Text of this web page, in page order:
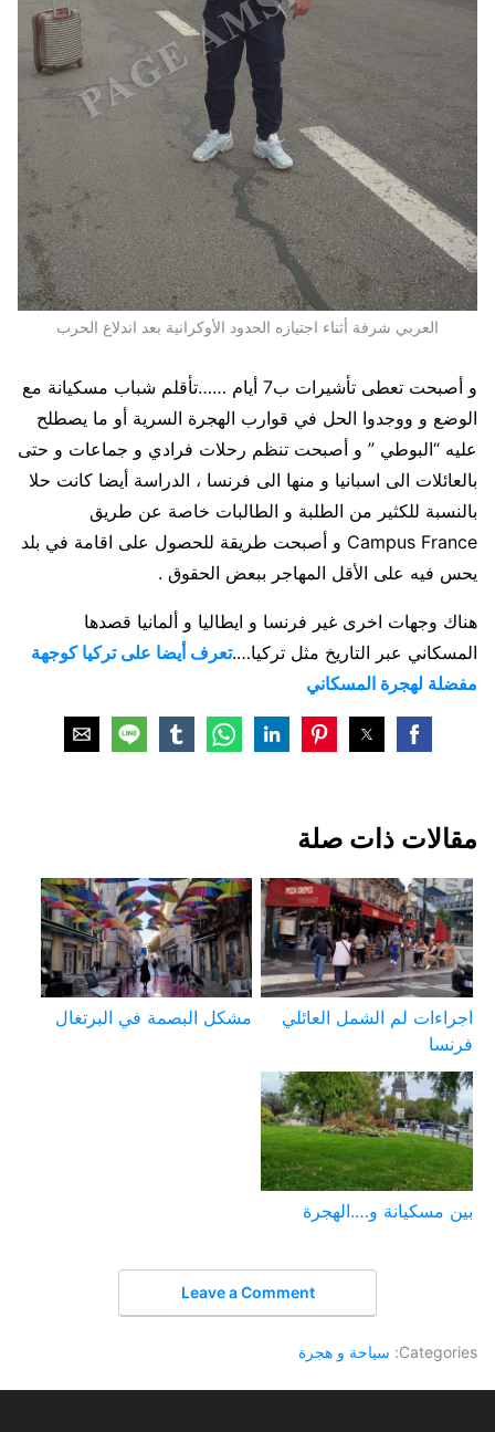
العربي شرفة أثناء اجتيازه الحدود الأوكرانية بعد اندلاع الحرب
و أصبحت تعطى تأشيرات ب7 أيام ……تأقلم شباب مسكيانة مع
الوضع و ووجدوا الحل في قوارب الهجرة السرية أو ما يصطلح
عليه “البوطي ” و أصبحت تنظم رحلات فرادي و جماعات و حتى
بالعائلات الى اسبانيا و منها الى فرنسا ، الدراسة أيضا كانت حلا
بالنسبة للكثير من الطلبة و الطالبات خاصة عن طريق
Campus France و أصبحت طريقة للحصول على اقامة في بلد
يحس فيه على الأقل المهاجر ببعض الحقوق .
هناك وجهات اخرى غير فرنسا و ايطاليا و ألمانيا قصدها
المسكاني عبر التاريخ مثل تركيا….تعرف أيضا على تركيا كوجهة
مفضلة لهجرة المسكاني
مقالات ذات صلة
اجراءات لم الشمل العائلي
فرنسا
مشكل البصمة في البرتغال
بين مسكيانة و….الهجرة
Leave a Comment
Categories: سياحة و هجرة